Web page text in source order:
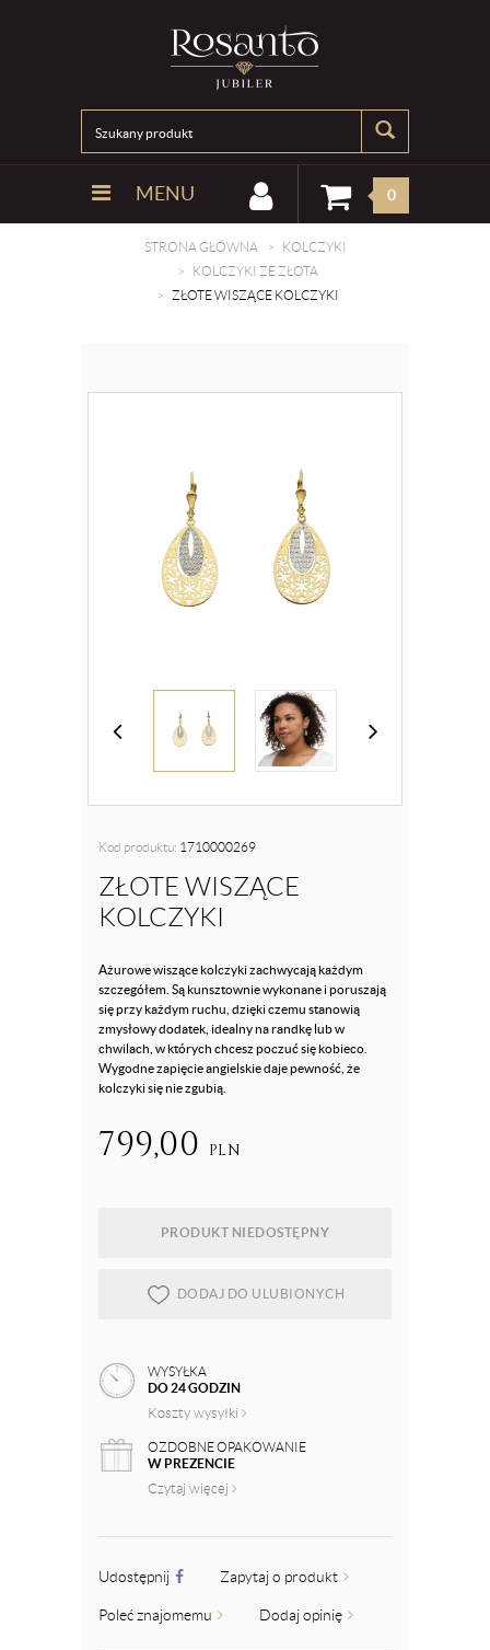
MENU 0
STRONA GŁÓWNA
KOLCZYKI
KOLCZYKI ZE ZŁOTA
ZŁOTE WISZĄCE KOLCZYKI
Kod produktu: 1710000269
ZŁOTE WISZĄCE
KOLCZYKI
Ażurowe wiszące kolczyki zachwycają każdym
szczegółem. Są kunsztownie wykonane i poruszają
się przy każdym ruchu, dzięki czemu stanowią
zmysłowy dodatek, idealny na randkę lub w
chwilach, w których chcesz poczuć się kobieco.
Wygodne zapięcie angielskie daje pewność, że
kolczyki się nie zgubią.
799,00 PLN
PRODUKT NIEDOSTĘPNY
DODAJ DO ULUBIONYCH
WYSYŁKA
DO 24 GODZIN
Koszty wysyłki
OZDOBNE OPAKOWANIE
W PREZENCIE
Czytaj więcej
Udostępnij Zapytaj o produkt
Poleć znajomemu Dodaj opinię